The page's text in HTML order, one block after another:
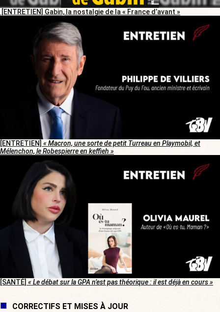
[ENTRETIEN] Gabin, la nostalgie de la « France d’avant »
[ENTRETIEN] « Macron, une sorte de petit Turreau en Playmobil, et
Mélenchon, le Robespierre en keffieh »
[SANTÉ] « Le débat sur la GPA n’est pas théorique : il est déjà en cours »
CORRECTIFS ET MISES À JOUR